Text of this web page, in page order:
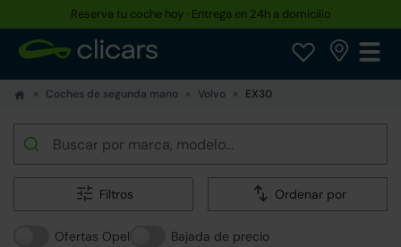
Reserva tu coche hoy · Entrega en 24h a domicilio
Coches de segunda mano Volvo EX30
Filtros Ordenar por
Ofertas Opel Bajada de precio